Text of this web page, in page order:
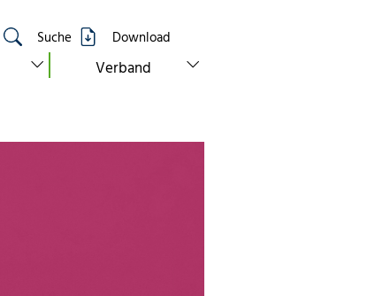
Suche Download
show submenu for “standorte”
Verband show submenu for “verband”